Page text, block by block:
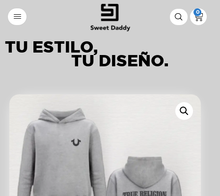
0
TU ESTILO,
TU DISEÑO.